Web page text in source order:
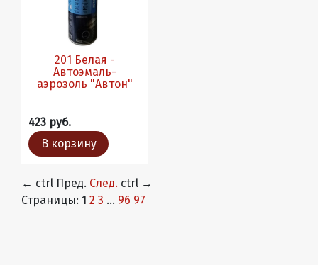
201 Белая -
Автоэмаль-
аэрозоль "Автон"
423 руб.
В корзину
← ctrl Пред. След. ctrl →
Страницы: 1 2 3 ... 96 97